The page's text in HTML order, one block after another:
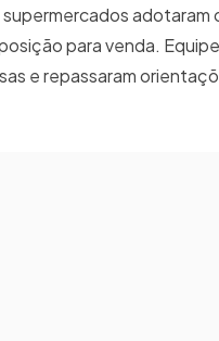
supermercados
para venda.
e repassaram